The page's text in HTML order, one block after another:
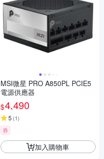
MSI微星 PRO A850PL PCIE5
電源供應器
$4,490
5 (1)
券
加入購物車